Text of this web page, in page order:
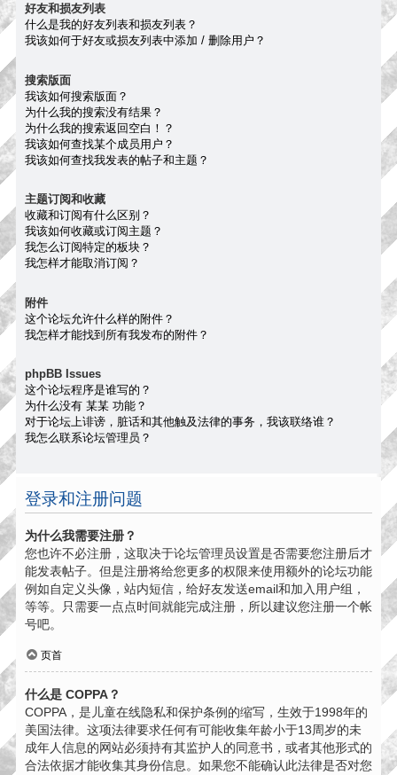
好友和损友列表
什么是我的好友列表和损友列表？
我该如何于好友或损友列表中添加 / 删除用户？
搜索版面
我该如何搜索版面？
为什么我的搜索没有结果？
为什么我的搜索返回空白！？
我该如何查找某个成员用户？
我该如何查找我发表的帖子和主题？
主题订阅和收藏
收藏和订阅有什么区别？
我该如何收藏或订阅主题？
我怎么订阅特定的板块？
我怎样才能取消订阅？
附件
这个论坛允许什么样的附件？
我怎样才能找到所有我发布的附件？
phpBB Issues
这个论坛程序是谁写的？
为什么没有 某某 功能？
对于论坛上诽谤，脏话和其他触及法律的事务，我该联络谁？
我怎么联系论坛管理员？
登录和注册问题
为什么我需要注册？
您也许不必注册，这取决于论坛管理员设置是否需要您注册后才
能发表帖子。但是注册将给您更多的权限来使用额外的论坛功能
例如自定义头像，站内短信，给好友发送email和加入用户组，
等等。只需要一点点时间就能完成注册，所以建议您注册一个帐
号吧。
页首
什么是 COPPA？
COPPA，是儿童在线隐私和保护条例的缩写，生效于1998年的
美国法律。这项法律要求任何有可能收集年龄小于13周岁的未
成年人信息的网站必须持有其监护人的同意书，或者其他形式的
合法依据才能收集其身份信息。如果您不能确认此法律是否对您